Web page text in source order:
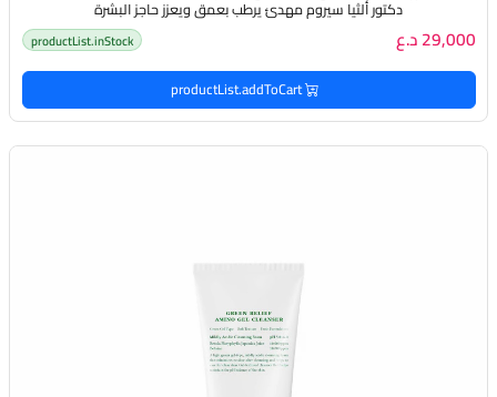
دكتور ألثيا سيروم مهدئ يرطب بعمق ويعزز حاجز البشرة
29,000 د.ع productList.inStock
productList.addToCart